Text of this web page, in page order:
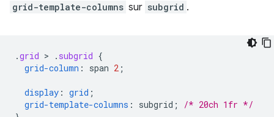
grid-template-columns sur subgrid .
.grid > . subgrid {
grid-column : span 2 ;
display : grid ;
grid-template-columns : subgrid ;
/* 20ch 1fr */